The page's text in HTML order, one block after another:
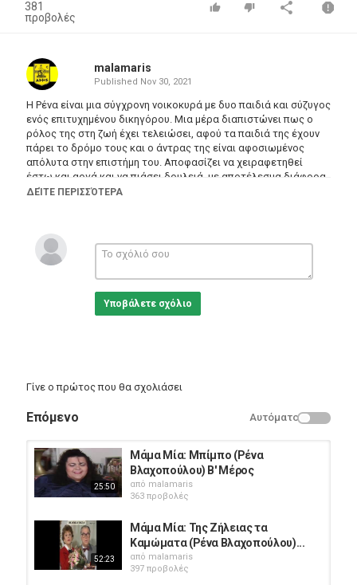
381
προβολές
malamaris
Published Nov 30, 2021
Η Ρένα είναι μια σύγχρονη νοικοκυρά με δυο παιδιά και σύζυγος
ενός επιτυχημένου δικηγόρου. Μια μέρα διαπιστώνει πως ο
ρόλος της στη ζωή έχει τελειώσει, αφού τα παιδιά της έχουν
πάρει το δρόμο τους και ο άντρας της είναι αφοσιωμένος
απόλυτα στην επιστήμη του. Αποφασίζει να χειραφετηθεί
έστω και αργά και να πιάσει δουλειά, με αποτέλεσμα διάφορα
κωμικοτραγικά επεισόδια.
Σενάριο: Χάρης Ρώμας
Μουσική σύνθεση: Φώτης Μητρόπουλος
Φωτογραφία: Βασίλης Χριστομόγλου
Ηθοποιοί: Ρένα Βλαχοπούλου (Ρένα) , Γιώργος Λουκάκης
(Απόστολος) , Μαριάννα Λαγουρού (Μάρθα) , Έφη
Τσαμποδήμου (Αννούλα) , Κώστας Κούκιος (Γιώργος) , Χάρης
Greek Films
ΔΕΊΤΕ ΠΕΡΙΣΣΌΤΕΡΑ
Υποβάλετε σχόλιο
Γίνε ο πρώτος που θα σχολιάσει
Επόμενο Αυτόματο
25:50
Μάμα Μία: Μπίμπο (Ρένα
Βλαχοπούλου) Β' Μέρος
από malamaris
363 προβολές
52:23
Μάμα Μία: Της Ζήλειας τα
Καμώματα (Ρένα Βλαχοπούλου)...
από malamaris
397 προβολές